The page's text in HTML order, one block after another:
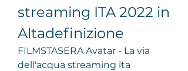
streaming ITA 2022 in
Altadefinizione
FILMSTASERA Avatar - La via
dell'acqua streaming ita